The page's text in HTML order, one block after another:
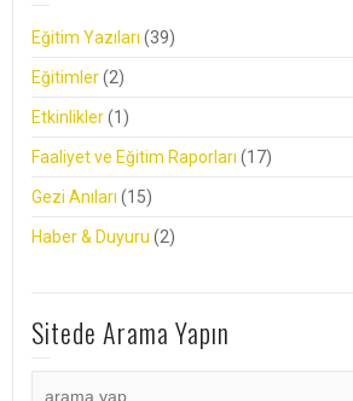
Eğitim Yazıları (39)
Eğitimler(2)
Etkinlikler(1)
Faaliyet ve Eğitim Raporları (17)
Gezi Anıları (15)
Haber & Duyuru (2)
Sitede Arama Yapın